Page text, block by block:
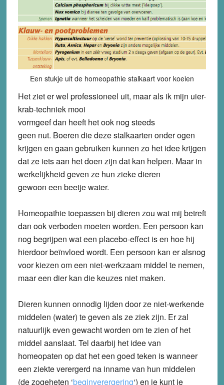
Een stukje uit de homeopathie stalkaart voor koeien
Het ziet er wel professioneel uit, maar als ik mijn uier-
krab-techniek mooi
vormgeef dan heeft het ook nog steeds
geen nut. Boeren die deze stalkaarten onder ogen
krijgen en gaan gebruiken kunnen zo het idee krijgen
dat ze iets aan het doen zijn dat kan helpen. Maar in
werkelijkheid geven ze hun zieke dieren
gewoon een beetje water.
Homeopathie toepassen bij dieren zou wat mij betreft
dan ook verboden moeten worden. Een persoon kan
nog begrijpen wat een placebo-effect is en hoe hij
hierdoor beïnvloed wordt. Een persoon kan er alsnog
voor kiezen om een niet-werkzaam middel te nemen,
maar een dier kan die keuzes niet maken.
Dieren kunnen onnodig lijden door ze niet-werkende
middelen (water) te geven als ze ziek zijn. Er zal
natuurlijk even gewacht worden om te zien of het
middel aanslaat. Tel daarbij het idee van
homeopaten op dat het een goed teken is wanneer
een ziekte verergerd na inname van hun middelen
(de zogeheten ‘beginverergering‘) en je kunt je